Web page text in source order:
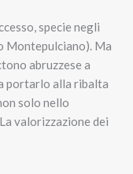
specie negli
Montepulciano). Ma
abruzzese a
a portarlo alla ribalta
solo nello
valorizzazione dei